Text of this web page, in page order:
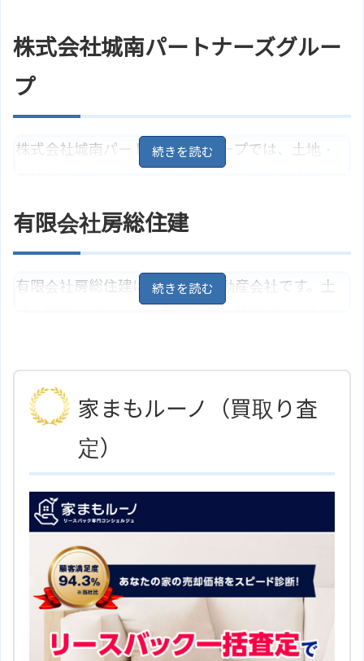
アクセス
ＪＲ外房線「安房鴨川駅」よりバ
ス18分で太海駅停から徒歩4分
ホームページ
談、買取相談、競売代行も可能。リフォーム、注
文住宅建築も受け付けています。
ＪＲ外房線「安房鴨川駅」より徒
歩5分
株式会社城南パートナーズグルー
プ
株式会社城南パートナーズグループでは、土地・
国販売している株式会社ビックボックスの商品で
す。売却相談や買取相談も可能。買取保証制度を
採用しています。不動産管理も得意です。
歩5分
ホームページ
プのサイトはこちら
有限会社房総住建
有限会社房総住建は鴨川市の不動産会社です。土
い販売力で売却も強力にサポート。査定は無料で
行っています。
住所
アクセス
ＪＲ内房線「安房鴨川駅」より徒
歩1分
ホームページ 有限会社房総住建のサイトはこち
家まもルーノ（買取り査
定）